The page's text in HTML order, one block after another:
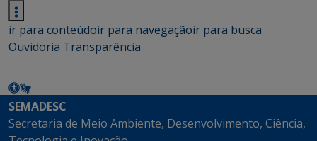
ir para conteúdoir para navegaçãoir para busca
Ouvidoria Transparência
SEMADESC
Secretaria de Meio Ambiente, Desenvolvimento, Ciência,